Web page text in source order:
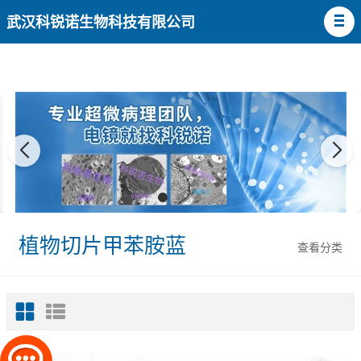
武汉科锐诺生物科技有限公司
查看分类
植物切片甲苯胺蓝